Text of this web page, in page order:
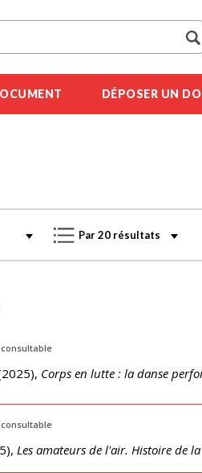
DÉPOSER UN
2025), Corps en lutte : la danse
), Les amateurs de l'air. Histoire de